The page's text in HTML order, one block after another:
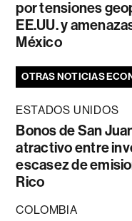
por tensiones
EE.UU. y
México
OTRAS NOTICIAS
ESTADOS UNIDOS
Bonos de San
atractivo entre
escasez de
Rico
COLOMBIA